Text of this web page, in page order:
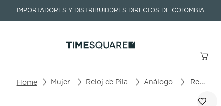
IMPORTADORES Y DISTRIBUIDORES DIRECTOS DE COLOMBIA
Buscar un producto o artículo
Mujer Reloj de Pila Análogo Reloj Mulco La Fleur Gardenia MW-3-241051-023